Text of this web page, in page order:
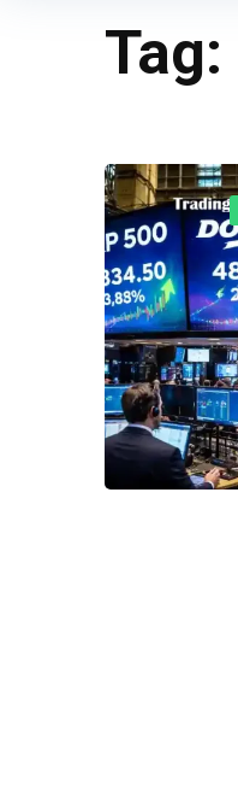
Tag: